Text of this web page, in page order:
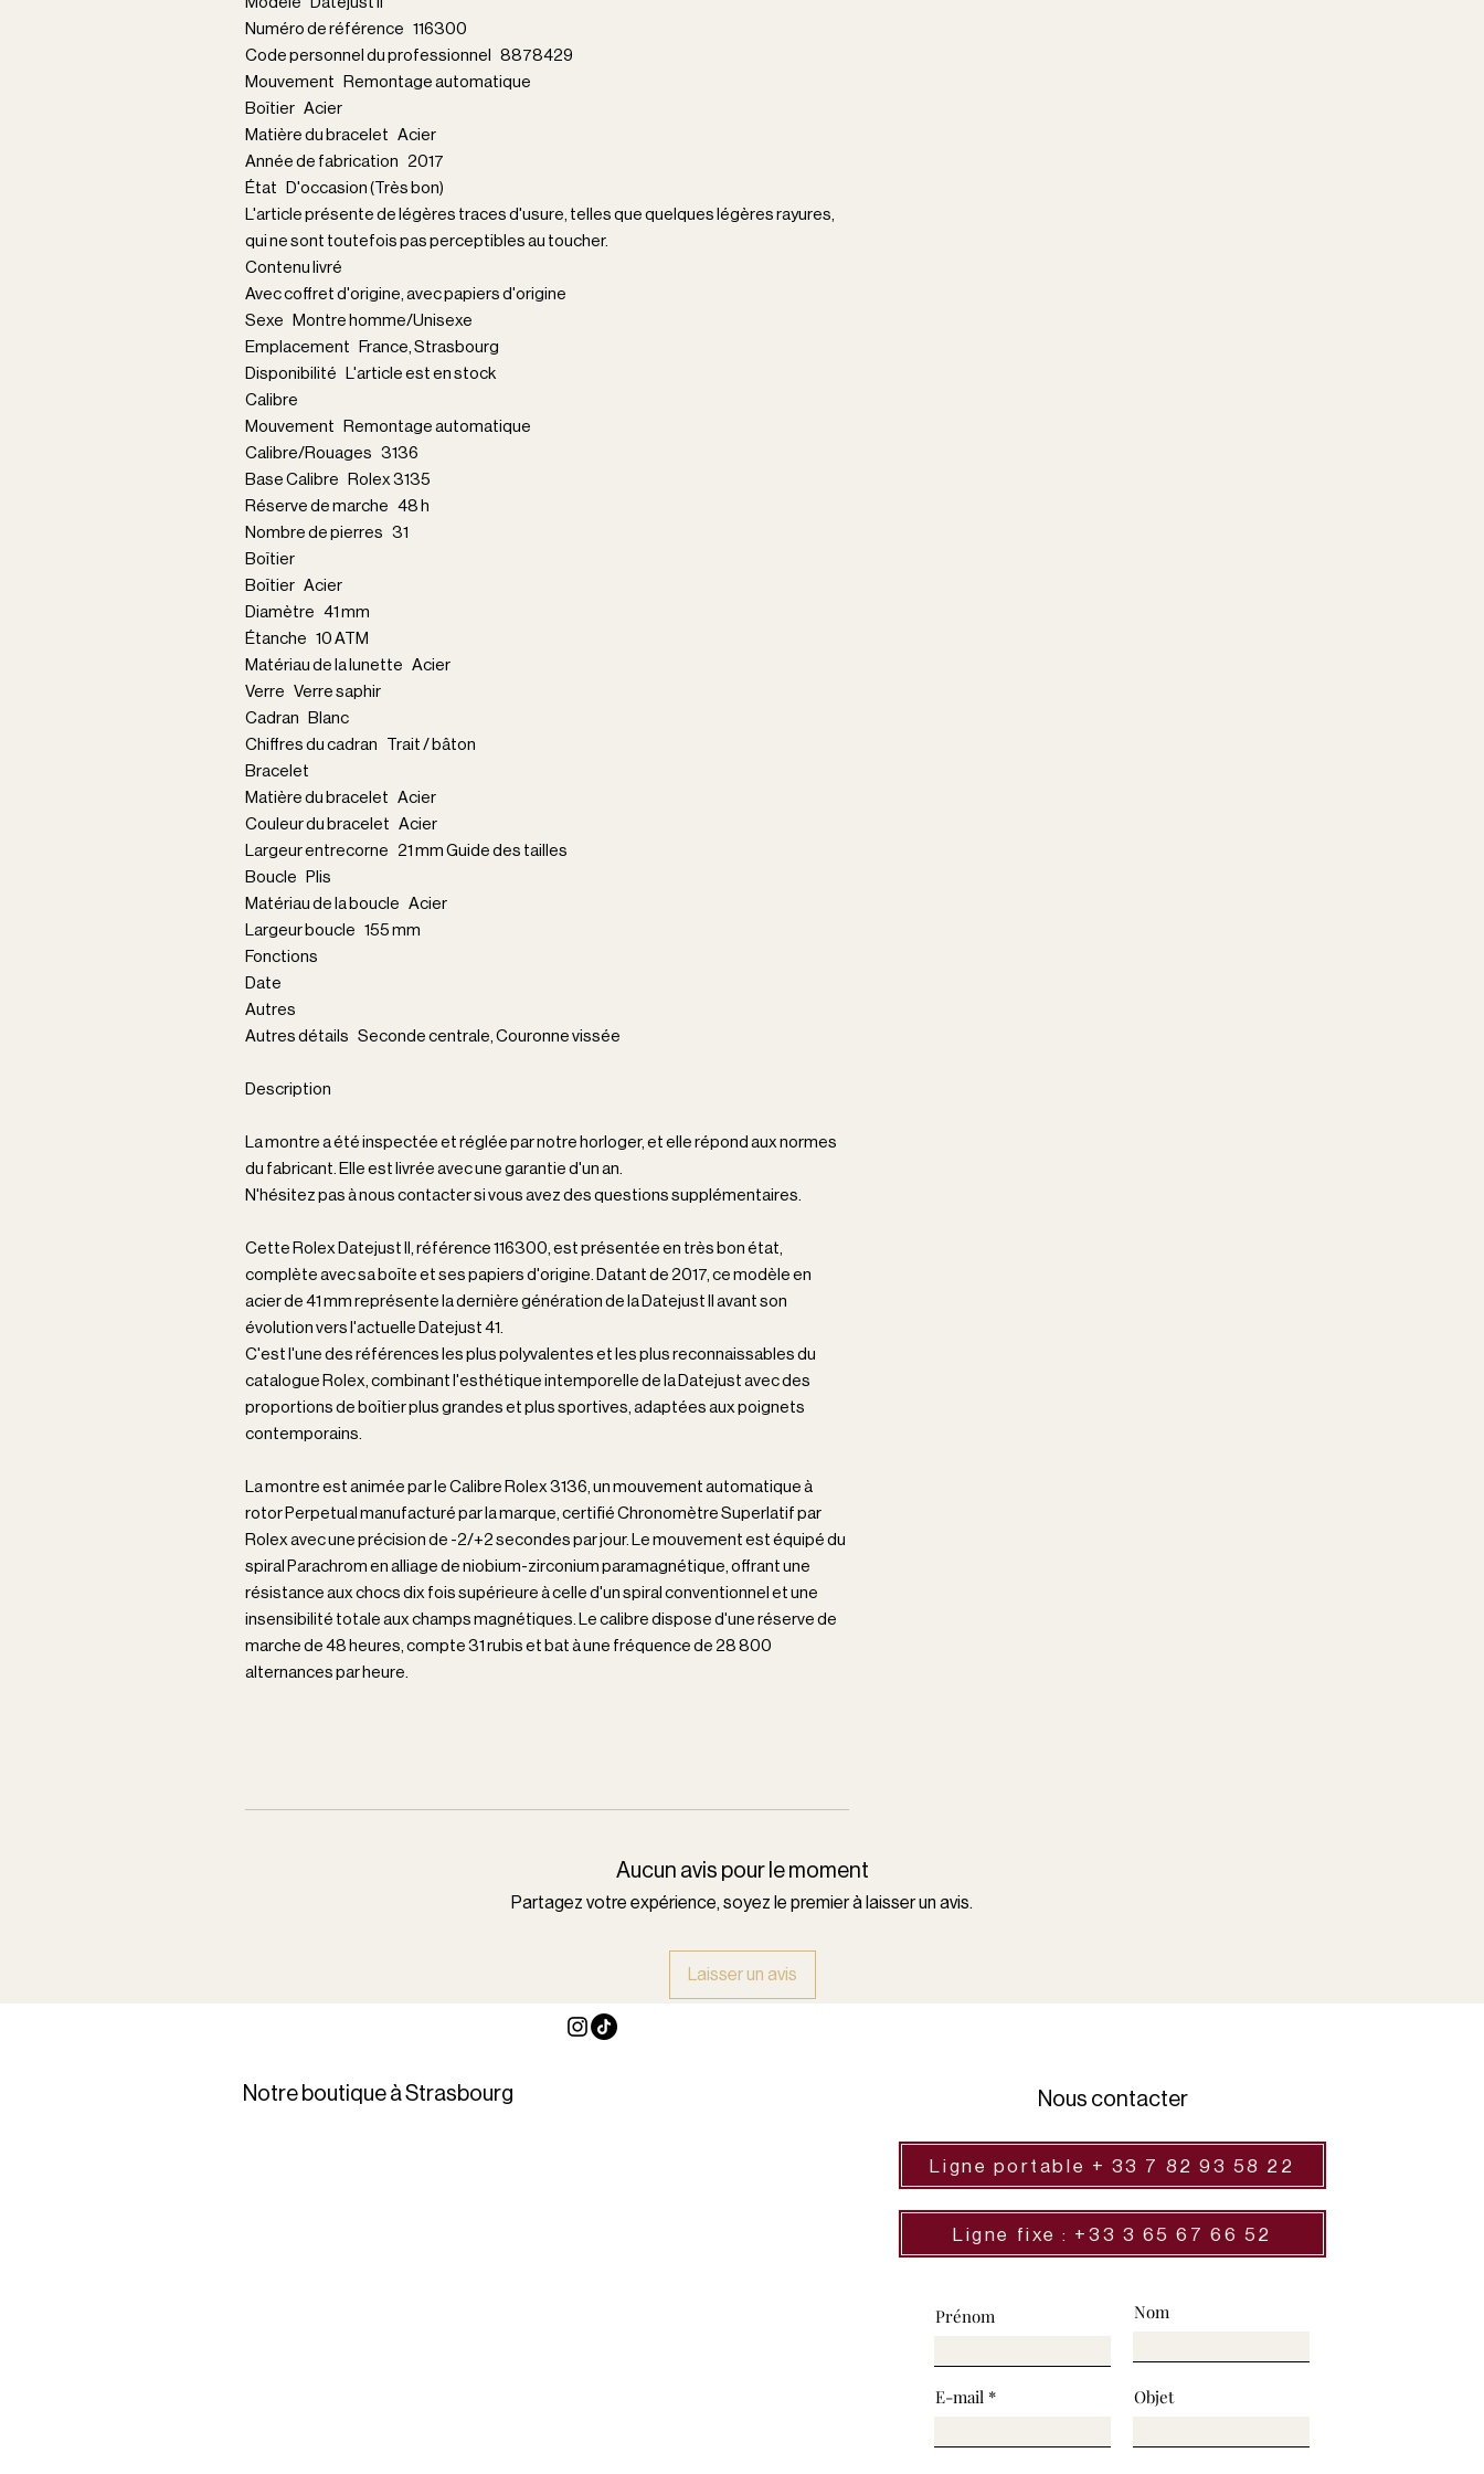
Numéro de référence 116300
Code personnel du professionnel 8878429
Mouvement Remontage automatique
Boîtier Acier
Matière du bracelet Acier
Année de fabrication 2017
État D'occasion (Très bon)
L'article présente de légères traces d'usure, telles que quelques légères rayures,
qui ne sont toutefois pas perceptibles au toucher.
Contenu livré
Avec coffret d'origine, avec papiers d'origine
Sexe Montre homme/Unisexe
Emplacement France, Strasbourg
Disponibilité L'article est en stock
Calibre
Mouvement Remontage automatique
Calibre/Rouages 3136
Base Calibre Rolex 3135
Réserve de marche 48 h
Nombre de pierres 31
Boîtier
Boîtier Acier
Diamètre 41 mm
Étanche 10 ATM
Matériau de la lunette Acier
Verre Verre saphir
Cadran Blanc
Chiffres du cadran Trait / bâton
Bracelet
Matière du bracelet Acier
Couleur du bracelet Acier
Largeur entrecorne 21 mm Guide des tailles
Boucle Plis
Matériau de la boucle Acier
Largeur boucle 155 mm
Fonctions
Date
Autres
Autres détails Seconde centrale, Couronne vissée
Description
La montre a été inspectée et réglée par notre horloger, et elle répond aux normes
du fabricant. Elle est livrée avec une garantie d'un an.
N'hésitez pas à nous contacter si vous avez des questions supplémentaires.
Cette Rolex Datejust II, référence 116300, est présentée en très bon état,
complète avec sa boîte et ses papiers d'origine. Datant de 2017, ce modèle en
acier de 41 mm représente la dernière génération de la Datejust II avant son
évolution vers l'actuelle Datejust 41.
C'est l'une des références les plus polyvalentes et les plus reconnaissables du
catalogue Rolex, combinant l'esthétique intemporelle de la Datejust avec des
proportions de boîtier plus grandes et plus sportives, adaptées aux poignets
contemporains.
La montre est animée par le Calibre Rolex 3136, un mouvement automatique à
rotor Perpetual manufacturé par la marque, certifié Chronomètre Superlatif par
Rolex avec une précision de -2/+2 secondes par jour. Le mouvement est équipé du
spiral Parachrom en alliage de niobium-zirconium paramagnétique, offrant une
résistance aux chocs dix fois supérieure à celle d'un spiral conventionnel et une
insensibilité totale aux champs magnétiques. Le calibre dispose d'une réserve de
marche de 48 heures, compte 31 rubis et bat à une fréquence de 28 800
alternances par heure.
Aucun avis pour le moment
Partagez votre expérience, soyez le premier à laisser un avis.
Laisser un avis
Notre boutique à Strasbourg Nous contacter
Ligne portable + 33 7 82 93 58 22
Ligne fixe : +33 3 65 67 66 52
Prénom Nom
E-mail Objet